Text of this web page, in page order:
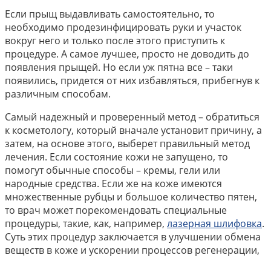
Если прыщ выдавливать самостоятельно, то
необходимо продезинфицировать руки и участок
вокруг него и только после этого приступить к
процедуре. А самое лучшее, просто не доводить до
появления прыщей. Но если уж пятна все – таки
появились, придется от них избавляться, прибегнув к
различным способам.
Самый надежный и проверенный метод – обратиться
к косметологу, который вначале установит причину, а
затем, на основе этого, выберет правильный метод
лечения. Если состояние кожи не запущено, то
помогут обычные способы – кремы, гели или
народные средства. Если же на коже имеются
множественные рубцы и большое количество пятен,
то врач может порекомендовать специальные
процедуры, такие, как, например, лазерная шлифовка.
Суть этих процедур заключается в улучшении обмена
веществ в коже и ускорении процессов регенерации,